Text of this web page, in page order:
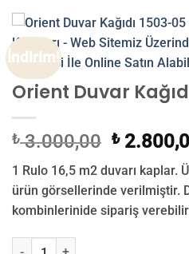
İndirim!
Orient Duvar
₺3.000,00 Orijinal
fiyat:
₺
₺
1 Rulo 16,5 m2 duvarı kaplar.
ürün görsellerinde verilmiştir.
kombinlerinide sipariş
Orient Duvar Kağıdı 1503-05 adet